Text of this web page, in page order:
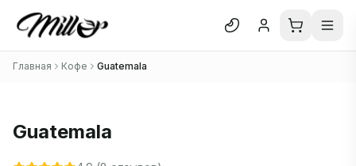
Блог
Отзывы
Главная Кофе Guatemala
Guatemala